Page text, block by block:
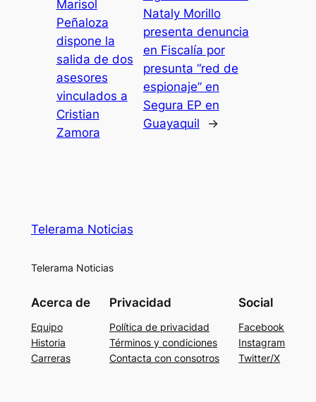
Marisol
Peñaloza
dispone la
salida de dos
asesores
vinculados a
Cristian
Zamora
Nataly Morillo
presenta denuncia
en Fiscalía por
presunta “red de
espionaje” en
Segura EP en
Guayaquil
→
Telerama Noticias
Telerama Noticias
Acerca de
Equipo
Historia
Carreras
Privacidad
Política de privacidad
Términos y condiciones
Contacta con consotros
Social
Facebook
Instagram
Twitter/X